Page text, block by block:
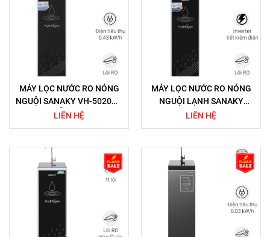
MÁY LỌC NƯỚC RO NÓNG
NGUỘI SANAKY VH-5020VD
MẪU MỚI
LIÊN HỆ
MÁY LỌC NƯỚC RO NÓNG
NGUỘI LẠNH SANAKY
INVERTER VH102HP3
LIÊN HỆ